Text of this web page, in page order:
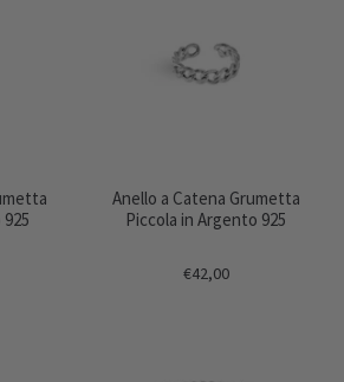
Anello a Catena Grumetta
Piccola in Argento 925
€42,00